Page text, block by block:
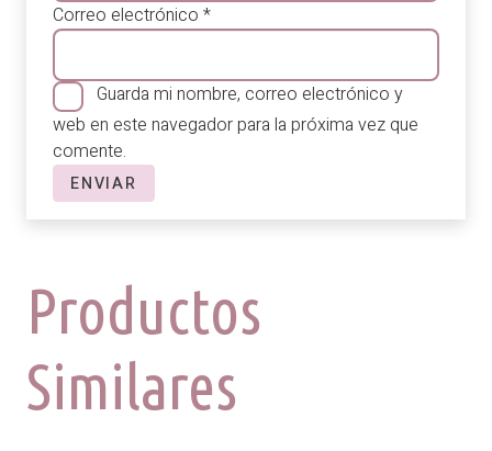
Correo electrónico *
Guarda mi nombre, correo electrónico y
web en este navegador para la próxima vez que
comente.
Productos
Similares